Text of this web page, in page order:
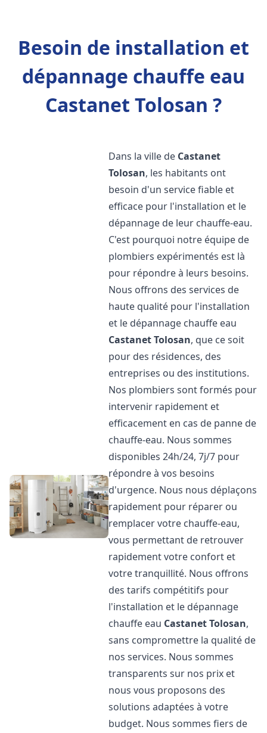
Besoin de installation et
dépannage chauffe eau
Castanet Tolosan ?
Dans la ville de Castanet
Tolosan, les habitants ont
besoin d'un service fiable et
efficace pour l'installation et le
dépannage de leur chauffe-eau.
C'est pourquoi notre équipe de
plombiers expérimentés est là
pour répondre à leurs besoins.
Nous offrons des services de
haute qualité pour l'installation
et le dépannage chauffe eau
Castanet Tolosan, que ce soit
pour des résidences, des
entreprises ou des institutions.
Nos plombiers sont formés pour
intervenir rapidement et
efficacement en cas de panne de
chauffe-eau. Nous sommes
disponibles 24h/24, 7j/7 pour
répondre à vos besoins
d'urgence. Nous nous déplaçons
rapidement pour réparer ou
remplacer votre chauffe-eau,
vous permettant de retrouver
rapidement votre confort et
votre tranquillité. Nous offrons
des tarifs compétitifs pour
l'installation et le dépannage
chauffe eau Castanet Tolosan,
sans compromettre la qualité de
nos services. Nous sommes
transparents sur nos prix et
nous vous proposons des
solutions adaptées à votre
budget. Nous sommes fiers de